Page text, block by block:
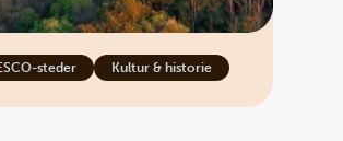
steder Kultur & historie